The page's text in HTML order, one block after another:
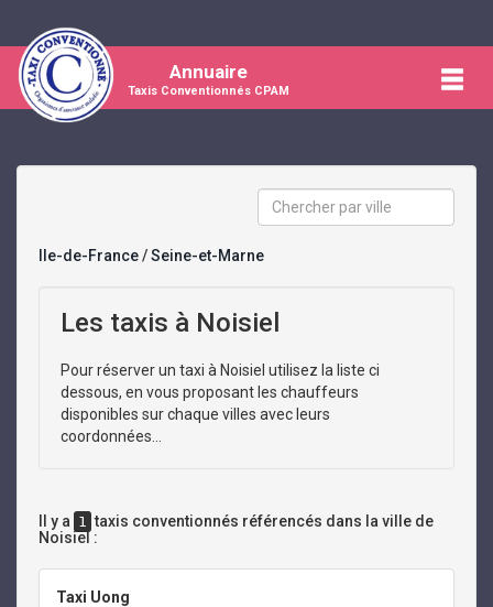
Annuaire
Taxis Conventionnés CPAM
Ile-de-France/Seine-et-Marne
Les taxis à Noisiel
Pour réserver un taxi à Noisiel utilisez la liste ci
dessous, en vous proposant les chauffeurs
disponibles sur chaque villes avec leurs
coordonnées...
Il y a 1 taxis conventionnés référencés dans la ville de
Noisiel :
Taxi Uong